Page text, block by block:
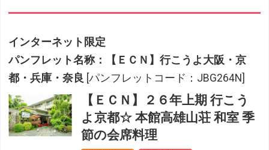
インターネット限定
パンフレット名称：【ＥＣＮ】行こうよ大阪・京
都・兵庫・奈良 [パンフレットコード：JBG264N]
【ＥＣＮ】２６年上期 行こう
よ京都☆ 本館高雄山荘 和室 季
節の会席料理